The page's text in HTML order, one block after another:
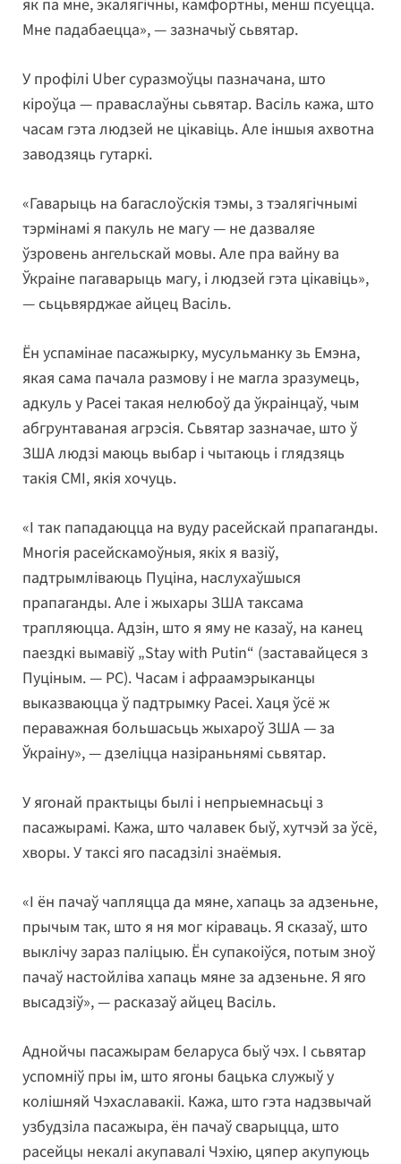
як па мне, экалягічны, камфортны, менш псуецца.
Мне падабаецца», — зазначыў сьвятар.
У профілі Uber суразмоўцы пазначана, што
кіроўца — праваслаўны сьвятар. Васіль кажа, што
часам гэта людзей не цікавіць. Але іншыя ахвотна
заводзяць гутаркі.
«Гаварыць на багаслоўскія тэмы, з тэалягічнымі
тэрмінамі я пакуль не магу — не дазваляе
ўзровень ангельскай мовы. Але пра вайну ва
Ўкраіне пагаварыць магу, і людзей гэта цікавіць»,
— сьцьвярджае айцец Васіль.
Ён успамінае пасажырку, мусульманку зь Емэна,
якая сама пачала размову і не магла зразумець,
адкуль у Расеі такая нелюбоў да ўкраінцаў, чым
абгрунтаваная агрэсія. Сьвятар зазначае, што ў
ЗША людзі маюць выбар і чытаюць і глядзяць
такія СМІ, якія хочуць.
«І так пападаюцца на вуду расейскай прапаганды.
Многія расейскамоўныя, якіх я вазіў,
падтрымліваюць Пуціна, наслухаўшыся
прапаганды. Але і жыхары ЗША таксама
трапляюцца. Адзін, што я яму не казаў, на канец
паездкі вымавіў „Stay with Putin“ (заставайцеся з
Пуціным. — РС). Часам і афраамэрыканцы
выказваюцца ў падтрымку Расеі. Хаця ўсё ж
пераважная большасьць жыхароў ЗША — за
Ўкраіну», — дзеліцца назіраньнямі сьвятар.
У ягонай практыцы былі і непрыемнасьці з
пасажырамі. Кажа, што чалавек быў, хутчэй за ўсё,
хворы. У таксі яго пасадзілі знаёмыя.
«І ён пачаў чапляцца да мяне, хапаць за адзеньне,
прычым так, што я ня мог кіраваць. Я сказаў, што
выклічу зараз паліцыю. Ён супакоіўся, потым зноў
пачаў настойліва хапаць мяне за адзеньне. Я яго
высадзіў», — расказаў айцец Васіль.
Аднойчы пасажырам беларуса быў чэх. І сьвятар
успомніў пры ім, што ягоны бацька служыў у
колішняй Чэхаславакіі. Кажа, што гэта надзвычай
узбудзіла пасажыра, ён пачаў сварыцца, што
расейцы некалі акупавалі Чэхію, цяпер акупуюць